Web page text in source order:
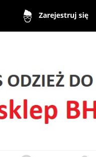
Zarejestruj się